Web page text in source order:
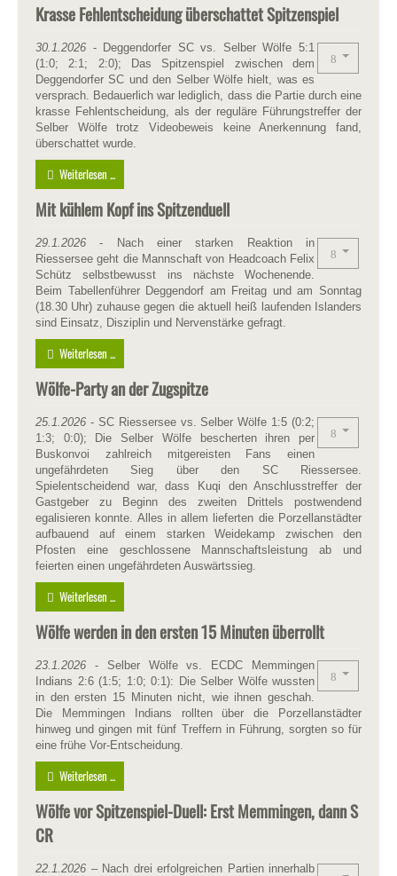
Krasse Fehlentscheidung überschattet Spitzenspiel
30.1.2026 - Deggendorfer SC vs. Selber Wölfe 5:1
(1:0; 2:1; 2:0); Das Spitzenspiel zwischen dem
Deggendorfer SC und den Selber Wölfe hielt, was es
versprach. Bedauerlich war lediglich, dass die Partie durch eine
krasse Fehlentscheidung, als der reguläre Führungstreffer der
Selber Wölfe trotz Videobeweis keine Anerkennung fand,
überschattet wurde.
Weiterlesen ...
Mit kühlem Kopf ins Spitzenduell
29.1.2026 - Nach einer starken Reaktion in
Riessersee geht die Mannschaft von Headcoach Felix
Schütz selbstbewusst ins nächste Wochenende.
Beim Tabellenführer Deggendorf am Freitag und am Sonntag
(18.30 Uhr) zuhause gegen die aktuell heiß laufenden Islanders
sind Einsatz, Disziplin und Nervenstärke gefragt.
Weiterlesen ...
Wölfe-Party an der Zugspitze
25.1.2026 - SC Riessersee vs. Selber Wölfe 1:5 (0:2;
1:3; 0:0); Die Selber Wölfe bescherten ihren per
Buskonvoi zahlreich mitgereisten Fans einen
ungefährdeten Sieg über den SC Riessersee.
Spielentscheidend war, dass Kuqi den Anschlusstreffer der
Gastgeber zu Beginn des zweiten Drittels postwendend
egalisieren konnte. Alles in allem lieferten die Porzellanstädter
aufbauend auf einem starken Weidekamp zwischen den
Pfosten eine geschlossene Mannschaftsleistung ab und
feierten einen ungefährdeten Auswärtssieg.
Weiterlesen ...
Wölfe werden in den ersten 15 Minuten überrollt
23.1.2026 - Selber Wölfe vs. ECDC Memmingen
Indians 2:6 (1:5; 1:0; 0:1): Die Selber Wölfe wussten
in den ersten 15 Minuten nicht, wie ihnen geschah.
Die Memmingen Indians rollten über die Porzellanstädter
hinweg und gingen mit fünf Treffern in Führung, sorgten so für
eine frühe Vor-Entscheidung.
Weiterlesen ...
Wölfe vor Spitzenspiel-Duell: Erst Memmingen, dann S
CR
22.1.2026 – Nach drei erfolgreichen Partien innerhalb